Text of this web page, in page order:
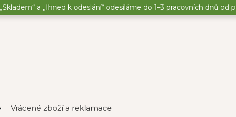
a „Ihned k odeslání“ odesíláme do 1–3 pracovních dnů od
Vrácené zboží a reklamace